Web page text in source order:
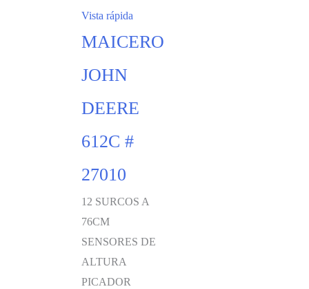
Vista rápida
MAICERO
JOHN
DEERE
612C #
27010
12 SURCOS A
76CM
SENSORES DE
ALTURA
PICADOR